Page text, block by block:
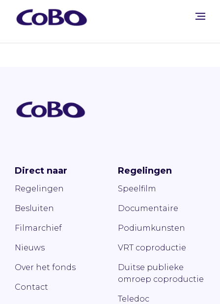
Direct naar
Regelingen
Besluiten
Filmarchief
Nieuws
Over het fonds
Contact
Regelingen
Speelfilm
Documentaire
Podiumkunsten
VRT coproductie
Duitse publieke
omroep coproductie
Teledoc